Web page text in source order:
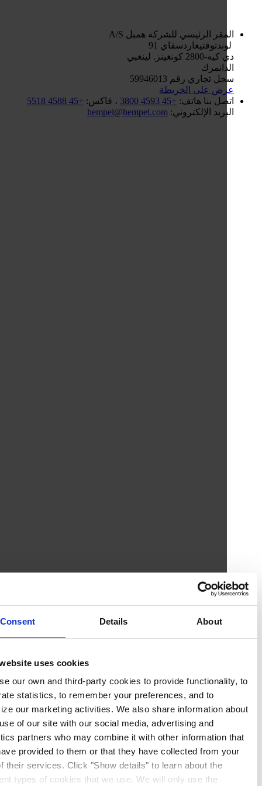
This website uses cookies
We use our own and third-party cookies to provide
generate statistics, to remember your preferences, and to
optimize our marketing activities. We also share information
your use of our site with our social media, advertising and
analytics partners who may combine it with other
you have provided to them or that they have collected from
use of their services. Click "Show details" to learn about the
different types of cookies that we use. We will only use the
الرئيسي للشركة همبل A/S
91
تجاري رقم 59946013
على الخريطة
بنا
هاتف: +45 4593 3800 ، فاكس: +45 4588 5518
الإلكتروني: hempel@hempel.com